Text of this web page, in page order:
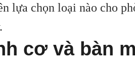
lựa chọn loại nào cho
cơ và bàn